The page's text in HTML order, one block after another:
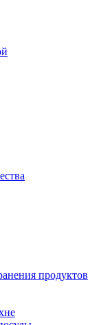
продуктов